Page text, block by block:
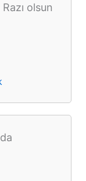
olsun